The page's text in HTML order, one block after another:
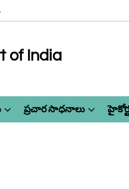
of India
ప్రచార సాధనాలు